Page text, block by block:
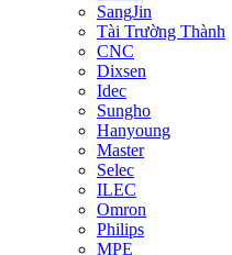
SangJin
Tài Trường Thành
CNC
Dixsen
Idec
Sungho
Hanyoung
Master
Selec
ILEC
Omron
Philips
MPE